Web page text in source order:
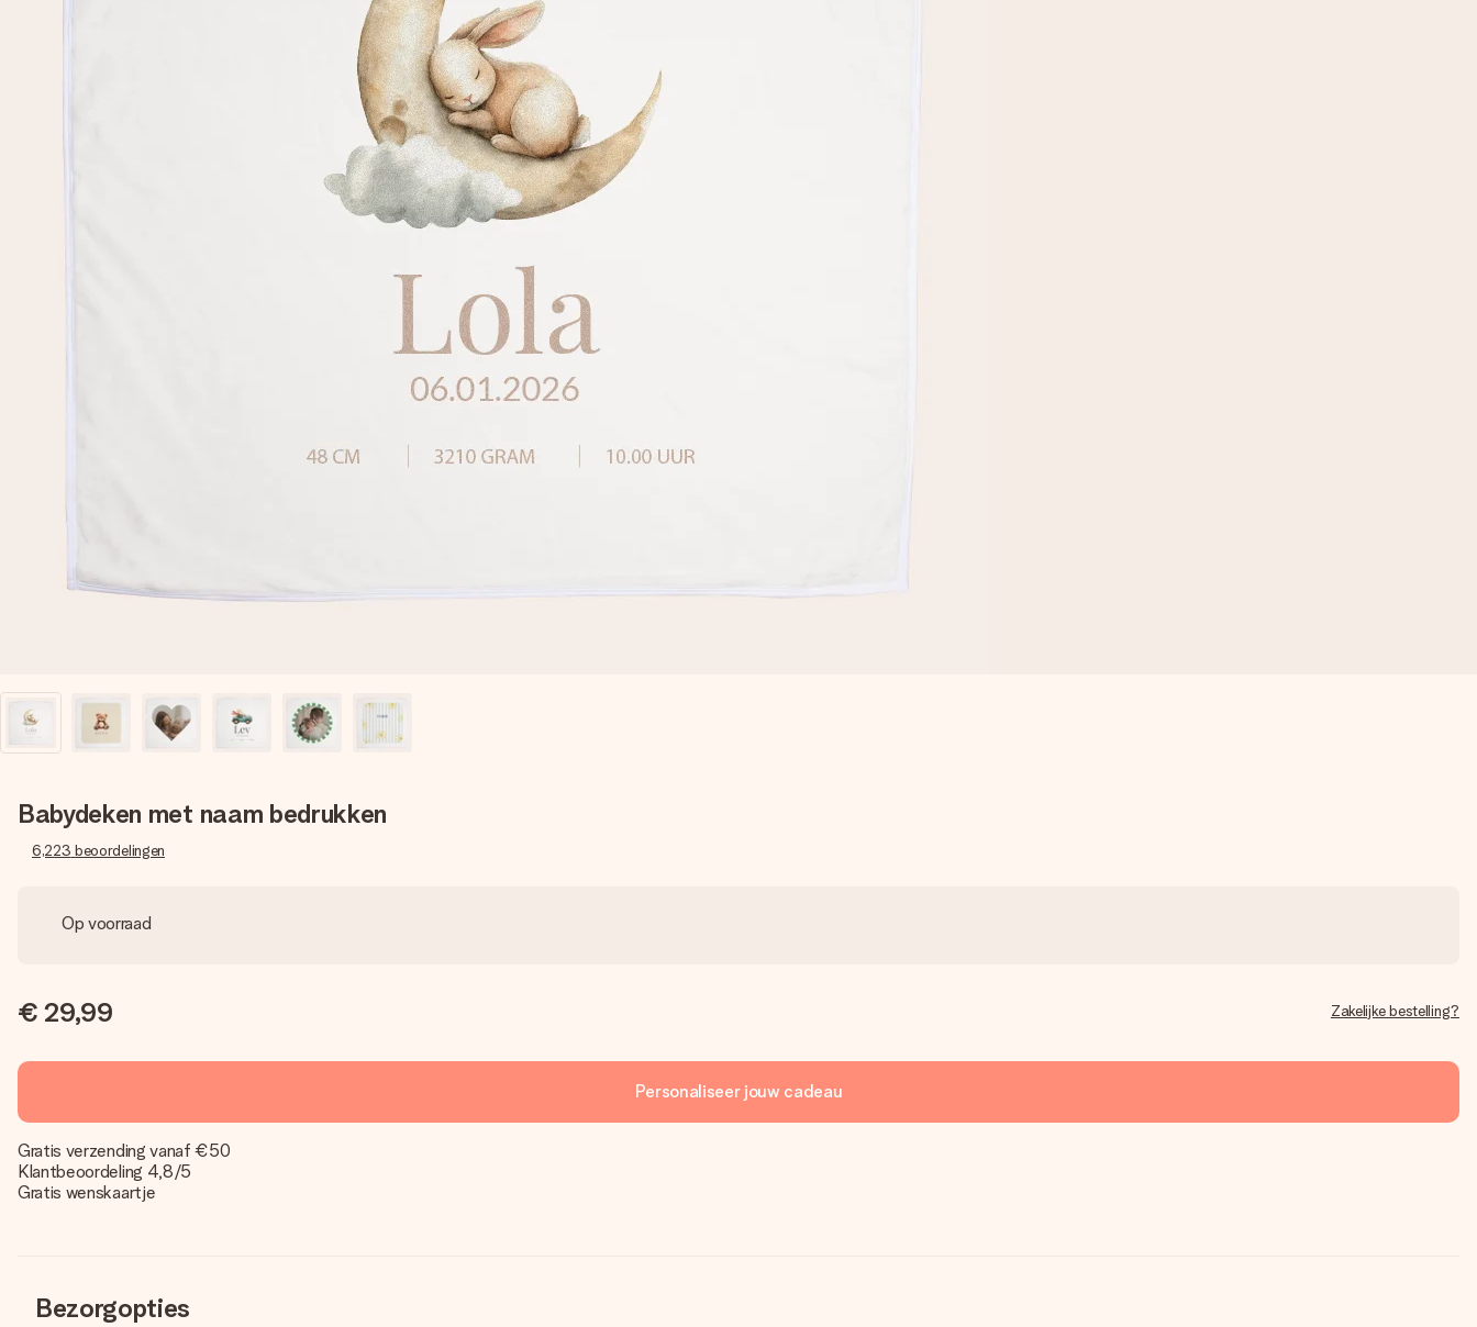
Babydeken met naam bedrukken
6,223 beoordelingen
Op voorraad
€ 29,99 Zakelijke bestelling?
Personaliseer jouw cadeau
Gratis verzending vanaf €50
Klantbeoordeling 4,8/5
Gratis wenskaartje
Bezorgopties